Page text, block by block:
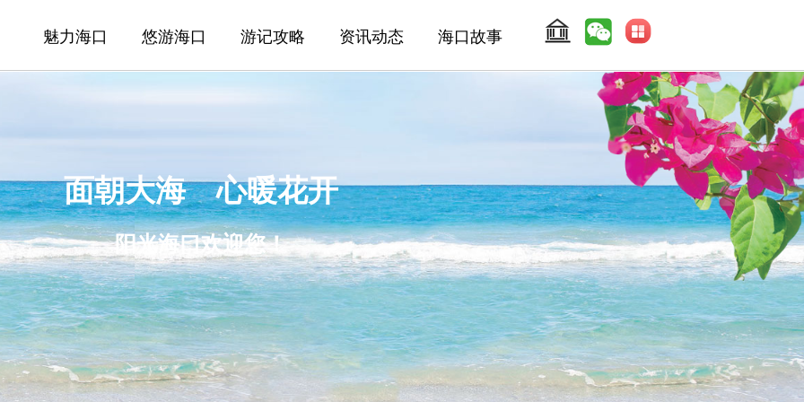
魅力海口 悠游海口 游记攻略 资讯动态 海口故事
面朝大海 心暖花开
阳光海口欢迎您！